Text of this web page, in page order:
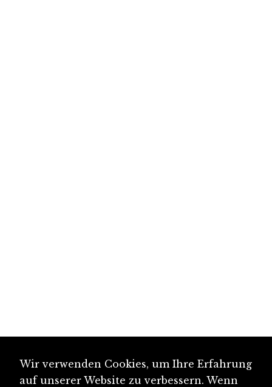
Wir verwenden Cookies, um Ihre Erfahrung
auf unserer Website zu verbessern. Wenn